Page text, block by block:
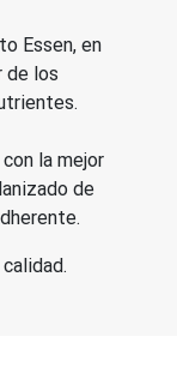
Essen, en
de los
la mejor
de